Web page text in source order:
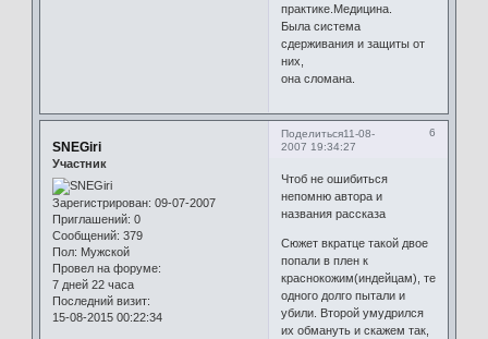
практике.Медицина.
Была система
сдерживания и защиты от
них,
она сломана.
Поделиться 6
11-08-
2007 19:34:27
SNEGiri
Участник
Зарегистрирован: 09-07-2007
Приглашений: 0
Сообщений: 379
Пол: Мужской
Провел на форуме:
7 дней 22 часа
Последний визит:
15-08-2015 00:22:34
Чтоб не ошибиться
непомню автора и
названия рассказа
Сюжет вкратце такой двое
попали в плен к
краснокожим(индейцам), те
одного долго пытали и
убили. Второй умудрился
их обмануть и скажем так,